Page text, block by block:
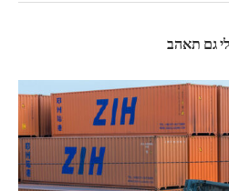
גם תאהב